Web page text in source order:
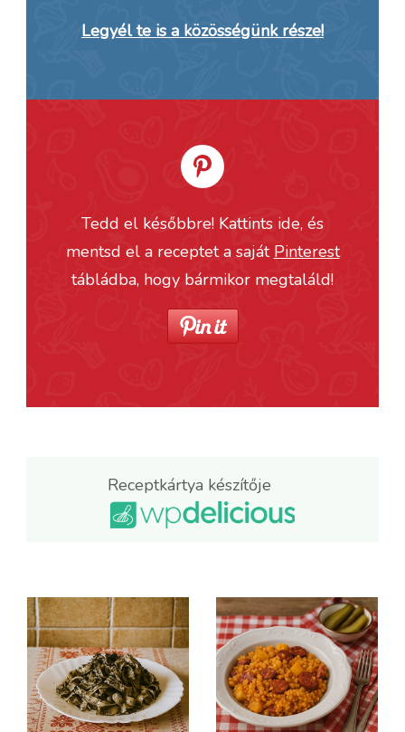
Legyél te is a közösségünk része!
Tedd el későbbre! Kattints ide, és
mentsd el a receptet a saját Pinterest
tábládba, hogy bármikor megtaláld!
Receptkártya készítője